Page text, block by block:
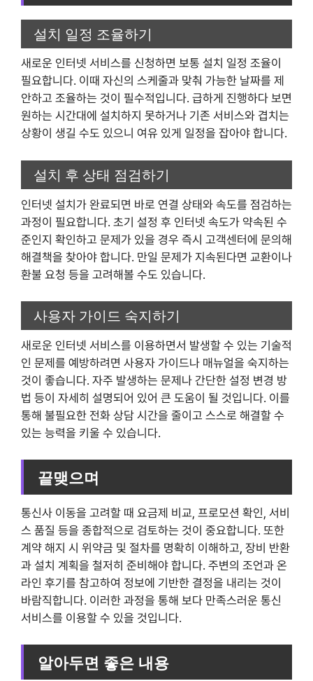
설치 일정 조율하기
새로운 인터넷 서비스를 신청하면 보통 설치 일정 조율이
필요합니다. 이때 자신의 스케줄과 맞춰 가능한 날짜를 제
안하고 조율하는 것이 필수적입니다. 급하게 진행하다 보면
원하는 시간대에 설치하지 못하거나 기존 서비스와 겹치는
상황이 생길 수도 있으니 여유 있게 일정을 잡아야 합니다.
설치 후 상태 점검하기
인터넷 설치가 완료되면 바로 연결 상태와 속도를 점검하는
과정이 필요합니다. 초기 설정 후 인터넷 속도가 약속된 수
준인지 확인하고 문제가 있을 경우 즉시 고객센터에 문의해
해결책을 찾아야 합니다. 만일 문제가 지속된다면 교환이나
환불 요청 등을 고려해볼 수도 있습니다.
사용자 가이드 숙지하기
새로운 인터넷 서비스를 이용하면서 발생할 수 있는 기술적
인 문제를 예방하려면 사용자 가이드나 매뉴얼을 숙지하는
것이 좋습니다. 자주 발생하는 문제나 간단한 설정 변경 방
법 등이 자세히 설명되어 있어 큰 도움이 될 것입니다. 이를
통해 불필요한 전화 상담 시간을 줄이고 스스로 해결할 수
있는 능력을 키울 수 있습니다.
끝맺으며
통신사 이동을 고려할 때 요금제 비교, 프로모션 확인, 서비
스 품질 등을 종합적으로 검토하는 것이 중요합니다. 또한
계약 해지 시 위약금 및 절차를 명확히 이해하고, 장비 반환
과 설치 계획을 철저히 준비해야 합니다. 주변의 조언과 온
라인 후기를 참고하여 정보에 기반한 결정을 내리는 것이
바람직합니다. 이러한 과정을 통해 보다 만족스러운 통신
서비스를 이용할 수 있을 것입니다.
알아두면 좋은 내용